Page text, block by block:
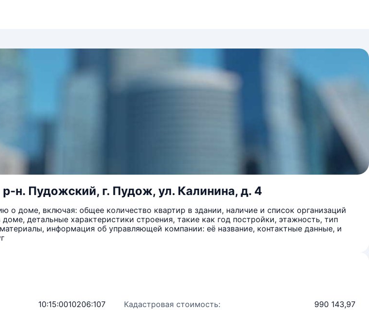
н. Пудожский, г. Пудож, ул. Калинина, д. 4
о доме, включая: общее количество квартир в здании, наличие и список организаций
детальные характеристики строения, такие как год постройки, этажность, тип
информация об управляющей компании: её название, контактные данные, и
10:15:0010206:107 Кадастровая стоимость: 990 143,97